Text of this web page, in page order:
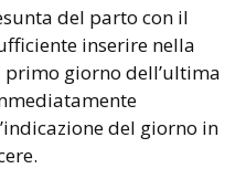
del parto con il
inserire nella
giorno dell’ultima
del giorno in